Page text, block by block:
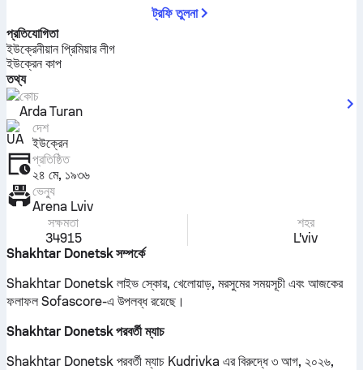
ট্রফি তুলনা
প্রতিযোগিতা
ইউক্রেনীয়ান প্রিমিয়ার লীগ
ইউক্রেন কাপ
তথ্য
কোচ
Arda Turan
দেশ
ইউক্রেন
প্রতিষ্ঠিত
২৪ মে, ১৯৩৬
ভেন্যু
Arena Lviv
সক্ষমতা
34915
শহর
L'viv
Shakhtar Donetsk সম্পর্কে
Shakhtar Donetsk লাইভ স্কোর, খেলোয়াড়, মরসুমের সময়সূচী এবং আজকের
ফলাফল Sofascore-এ উপলব্ধ রয়েছে।
Shakhtar Donetsk পরবর্তী ম্যাচ
Shakhtar Donetsk পরবর্তী ম্যাচ Kudrivka এর বিরুদ্ধে ৩ আগ, ২০২৬,